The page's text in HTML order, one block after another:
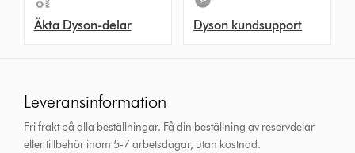
Äkta Dyson-delar Dyson kundsupport
Leveransinformation
Fri frakt på alla beställningar. Få din beställning av reservdelar
eller tillbehör inom 5-7 arbetsdagar, utan kostnad.